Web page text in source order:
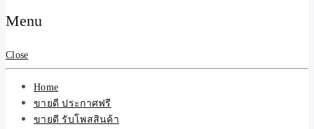
ขายดี ขายฟรี รับโพสขาย
สินค้าและบริการ
Menu
Close
Home
ขายดี ประกาศฟรี
ขายดี รับโพสสินค้า